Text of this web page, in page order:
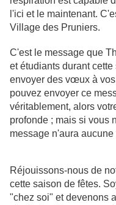
l'ici et le maintenant.
Village des Pruniers.
C'est le message que
et étudiants durant
envoyer des vœux à
pouvez envoyer ce
véritablement, alors
profonde ; mais si vous
message n'aura aucune
Réjouissons-nous de
cette saison de fêtes.
"chez soi" et devenons